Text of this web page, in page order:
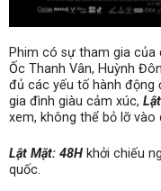
Phim có sự tham gia của
Ốc Thanh Vân, Huỳnh
đủ các yếu tố hành động
gia đình giàu cảm xúc,
xem, không thể bỏ lỡ vào
Lật Mặt: 48H khởi chiếu
quốc.